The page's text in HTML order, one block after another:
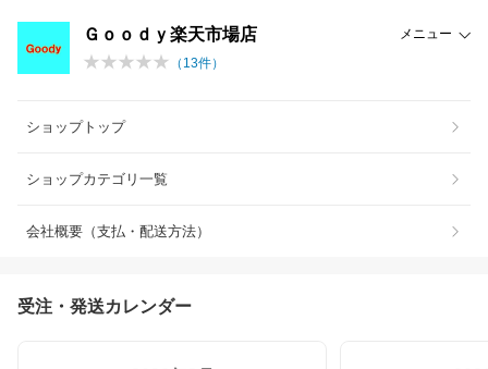
Ｇｏｏｄｙ楽天市場店
メニュー
（ 13件）
ショップトップ
ショップカテゴリ一覧
会社概要（支払・配送方法）
受注・発送カレンダー